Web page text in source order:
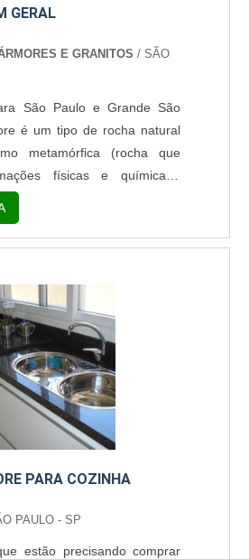
GERAL
E GRANITOS / SÃO
São Paulo e Grande São
é um tipo de rocha natural
metamórfica (rocha que
físicas e químicas).
os mármores possuem na
minérios como a dolomita,
outros tipos de minérios,
características físicas do
seu aspecto arenoso e a
coloridos, a....
PARA COZINHA
PAULO - SP
estão precisando comprar